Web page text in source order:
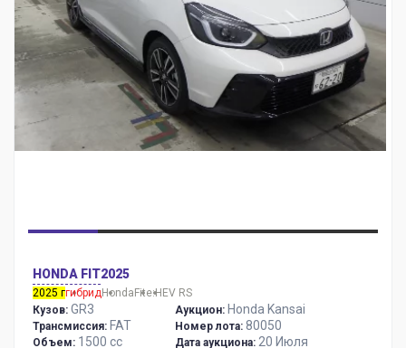
HONDA FIT2025
2025 ггибридHonda Fite:HEV RS
Кузов: GR3
Трансмиссия: FAT
Объем: 1500 сс
Аукцион: Honda Kansai
Номер лота: 80050
Дата аукциона: 20 Июля